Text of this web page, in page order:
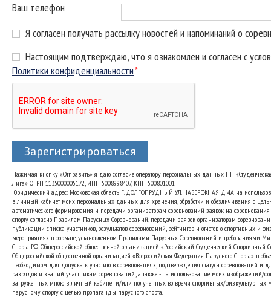
Ваш телефон
Я согласен получать рассылку новостей и напоминаний о
Настоящим подтверждаю, что я ознакомлен и согласен с
Политики конфиденциальности*
Зарегистрироваться
Нажимая кнопку «Отправить» я даю согласие оператору персональных данных НП
Лига» ОГРН 1135000005172, ИНН 5008998407, КПП 500801001.
Юридический адрес: Московская область Г. ДОЛГОПРУДНЫЙ УЛ. НАБЕРЕЖНАЯ Д. 4А на
в личный кабинет моих персональных данных для хранения, обработки и обезличивания с
автоматического формирования и передачи организаторам соревнований заявок на
спорту согласно Правилам Парусных Соревнований, передачи заявок организаторам
публикации списка участников, результатов соревнований, рейтингов и отчетов о спортивных и
мероприятиях в формате, установленном Правилами Парусных Соревнований и требованиями
Спорта РФ, Общероссийской общественной организацией «Российский Студенческий Спортивный
Общероссийской общественной организацией «Всероссийская Федерация Парусного Спорта» в
необходимом для допуска к участию в соревнованиях, подтверждения статуса соревнований и
разрядов и званий участникам соревнований., а также - на использование моих изображений/
загруженных мною в личный кабинет и/или полученных во время спортивных/физкультурных
парусному спорту с целью пропаганды парусного спорта.